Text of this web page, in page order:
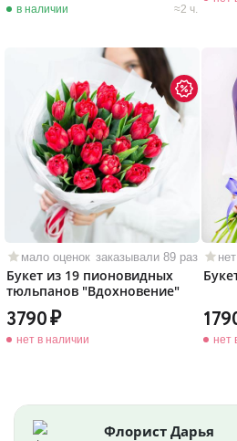
в наличии 2 ч.
мало оценок заказывали 89 раз
Букет из 19 пионовидных
тюльпанов "Вдохновение"
3790
нет в наличии нет
Флорист Дарья